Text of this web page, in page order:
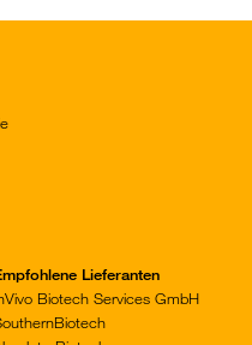
Lieferanten
Biotech Services GmbH